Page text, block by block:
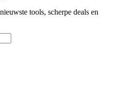
tools, scherpe deals en